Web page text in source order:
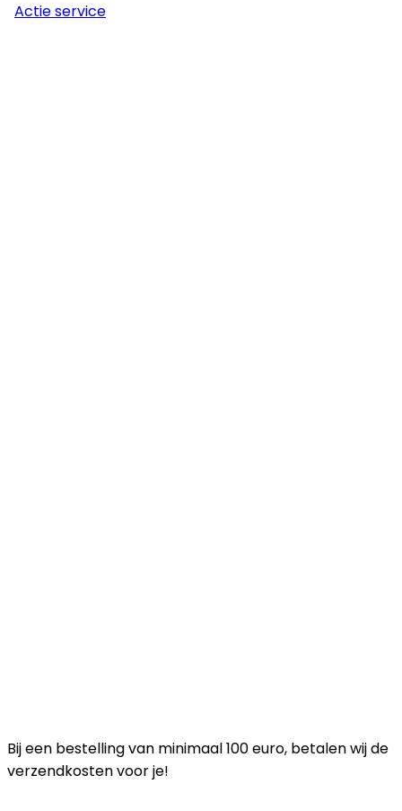
Bij een bestelling van minimaal 100 euro, betalen wij de
verzendkosten voor je!
Actie service